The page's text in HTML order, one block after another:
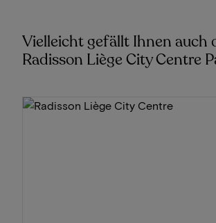
Vielleicht gefällt Ihnen auch
Radisson Liège City Centre